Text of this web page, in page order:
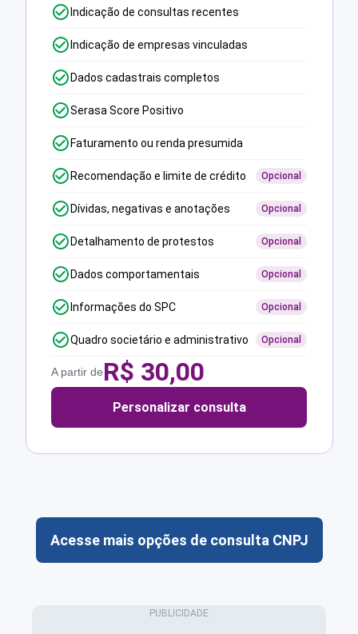
Indicação de consultas recentes
Indicação de empresas vinculadas
Dados cadastrais completos
Serasa Score Positivo
Faturamento ou renda presumida
Recomendação e limite de crédito Opcional
Dívidas, negativas e anotações Opcional
Detalhamento de protestos Opcional
Dados comportamentais Opcional
Informações do SPC Opcional
Quadro societário e administrativo Opcional
A partir deR$ 30,00
Personalizar consulta
Acesse mais opções de consulta CNPJ